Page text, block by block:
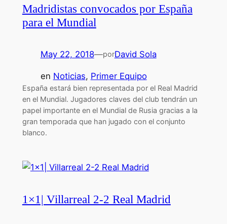
Madridistas convocados por España
para el Mundial
May 22, 2018—porDavid Sola
en Noticias, Primer Equipo
España estará bien representada por el Real Madrid
en el Mundial. Jugadores claves del club tendrán un
papel importante en el Mundial de Rusia gracias a la
gran temporada que han jugado con el conjunto
blanco.
1×1| Villarreal 2-2 Real Madrid